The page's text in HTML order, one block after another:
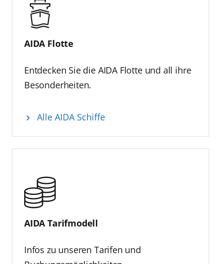
AIDA Flotte
Entdecken Sie die AIDA Flotte und all ihre
Besonderheiten.
Alle AIDA Schiffe
AIDA Tarifmodell
Infos zu unseren Tarifen und